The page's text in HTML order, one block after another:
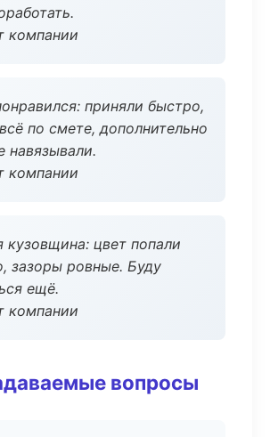
компании
приняли быстро,
по смете, дополнительно
навязывали.
компании
кузовщина: цвет попали
зазоры ровные. Буду
ещё.
компании
вопросы